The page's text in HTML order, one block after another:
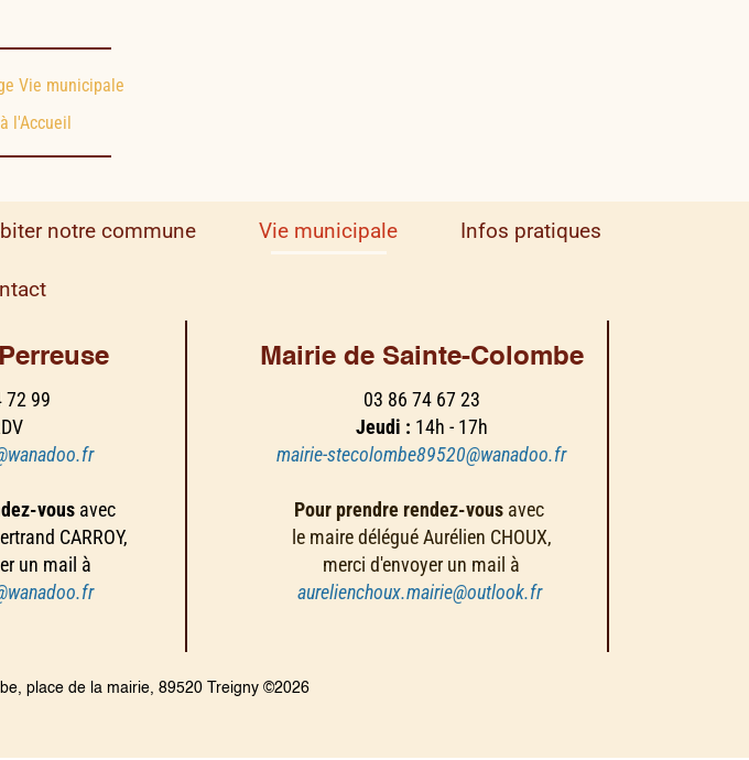
notre commune Vie municipale Infos pratiques
72 99
vous avec
CARROY,
un mail à
Mairie de Sainte-Colombe
03 86 74 67 23
Jeudi : 14h - 17h
mairie-stecolombe89520@wanadoo.fr
Pour prendre rendez-vous avec
le maire délégué Aurélien CHOUX,
merci d'envoyer un mail à
aurelienchoux.mairie@outlook.fr
place de la mairie, 89520 Treigny ©2026
Vie municipale
l'Accueil